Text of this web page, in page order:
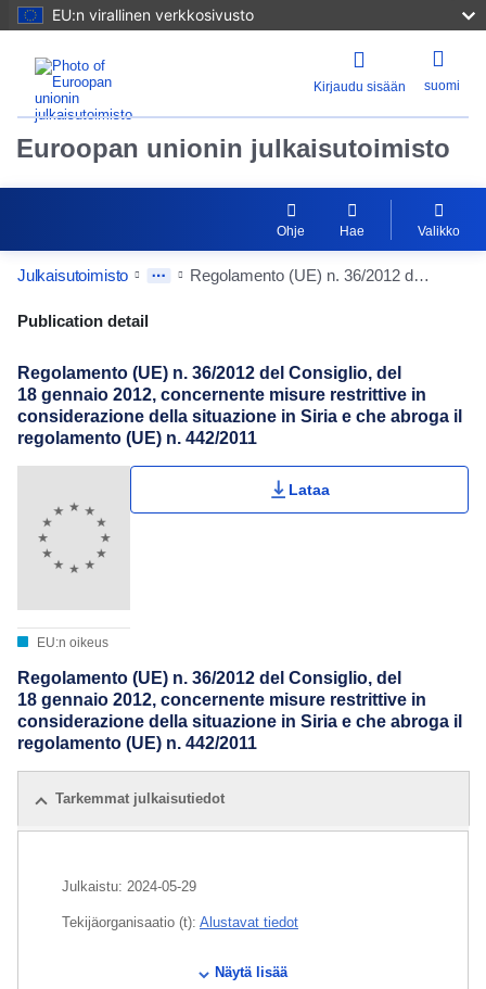
EU:n virallinen verkkosivusto
Kirjaudu sisään suomi
Euroopan unionin julkaisutoimisto
Ohje Hae Valikko
Julkaisutoimisto Regolamento (UE) n. 36/2012 del Consiglio, del 18 gennaio 2012, concernente misure restrittive in considerazione della situazione in Siria e che abroga il regolamento (UE) n. 442/2011
Publication Detail Actions Portlet
Publication detail
Regolamento (UE) n. 36/2012 del Consiglio, del
18 gennaio 2012, concernente misure restrittive in
considerazione della situazione in Siria e che abroga il
regolamento (UE) n. 442/2011
EU:n oikeus
Lataa
Regolamento (UE) n. 36/2012 del Consiglio, del
18 gennaio 2012, concernente misure restrittive in
considerazione della situazione in Siria e che abroga il
regolamento (UE) n. 442/2011
Tarkemmat julkaisutiedot
Julkaistu: 2024-05-29
Tekijäorganisaatio (t): Alustavat tiedot
Näytä lisää